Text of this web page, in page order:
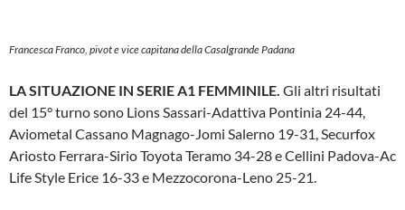
Francesca Franco, pivot e vice capitana della Casalgrande Padana
LA SITUAZIONE IN SERIE A1 FEMMINILE. Gli altri risultati
del 15° turno sono Lions Sassari-Adattiva Pontinia 24-44,
Aviometal Cassano Magnago-Jomi Salerno 19-31, Securfox
Ariosto Ferrara-Sirio Toyota Teramo 34-28 e Cellini Padova-Ac
Life Style Erice 16-33 e Mezzocorona-Leno 25-21.